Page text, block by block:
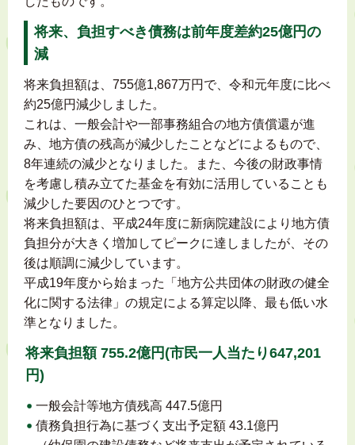
将来、負担すべき債務は前年度差約25億円の
減
将来負担額は、755億1,867万円で、令和元年度に比べ
約25億円減少しました。
これは、一般会計や一部事務組合の地方債償還が進
み、地方債の残高が減少したことなどによるもので、
8年連続の減少となりました。また、今後の財政事情
を考慮し積み立てた基金を有効に活用していることも
減少した要因のひとつです。
将来負担額は、平成24年度に新病院建設により地方債
負担分が大きく増加してピークに達しましたが、その
後は順調に減少しています。
平成19年度から始まった「地方公共団体の財政の健全
化に関する法律」の規定による算定以降、最も低い水
準となりました。
将来負担額 755.2億円(市民一人当たり647,201
円)
一般会計等地方債残高 447.5億円
債務負担行為に基づく支出予定額 43.1億円